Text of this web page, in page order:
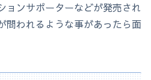
ョンサポーターなどが発売され
問われるような事があったら面